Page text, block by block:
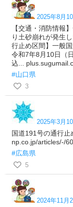
2025年8月
【交通・消防情報
り土砂崩れが発生
行止め区間】一般
令和7年8月10日（
込...
#山口県
3
2025年3月
国道191号の通行
np.co.jp/articles/-/
#広島県
5
2024年11月